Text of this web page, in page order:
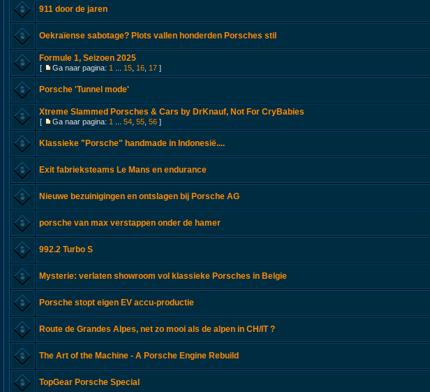
911 door de jaren
Oekraïense sabotage? Plots vallen honderden Porsches stil
Formule 1, Seizoen 2025
[ Ga naar pagina: 1 15 16 17 ]
Porsche 'Tunnel mode'
Xtreme Slammed Porsches & Cars by DrKnauf, Not For CryBabies
[ Ga naar pagina: 1 54 55 56 ]
Klassieke "Porsche" handmade in Indonesië....
Exit fabrieksteams Le Mans en endurance
Nieuwe bezuinigingen en ontslagen bij Porsche AG
porsche van max verstappen onder de hamer
992.2 Turbo S
Mysterie: verlaten showroom vol klassieke Porsches in Belgie
Porsche stopt eigen EV accu-productie
Route de Grandes Alpes, net zo mooi als de alpen in CH/IT ?
The Art of the Machine - A Porsche Engine Rebuild
TopGear Porsche Special